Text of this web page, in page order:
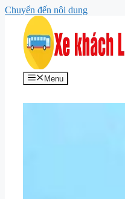
Chuyển đến nội dung
Menu